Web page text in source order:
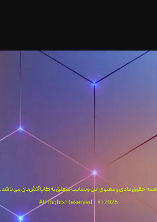
همه حقوق مادی و معنوی این وبسایت متعلق به کایا آتش‌بان می باشد.
All Rights Reserved © 2025